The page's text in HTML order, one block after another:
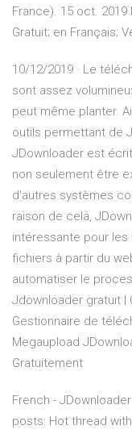
France). 15 oct. 2019
Gratuit; en Français;
10/12/2019 · Le
sont assez
peut même planter.
outils permettant de
JDownloader est
non seulement être
d'autres systèmes
raison de cela,
intéressante pour
fichiers à partir du
automatiser le
Jdownloader gratuit |
Gestionnaire de
Megaupload
Gratuitement
French -
posts: Hot thread